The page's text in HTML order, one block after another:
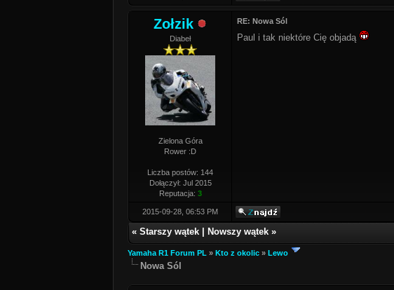
Zołzik
Diabeł
Zielona Góra
Rower :D
Liczba postów: 144
Dołączył: Jul 2015
Reputacja: 3
RE: Nowa Sól
Paul i tak niektóre Cię objadą
2015-09-28, 06:53 PM
« Starszy wątek Nowszy wątek »
Yamaha R1 Forum PL » Kto z okolic » Lewo
Nowa Sól